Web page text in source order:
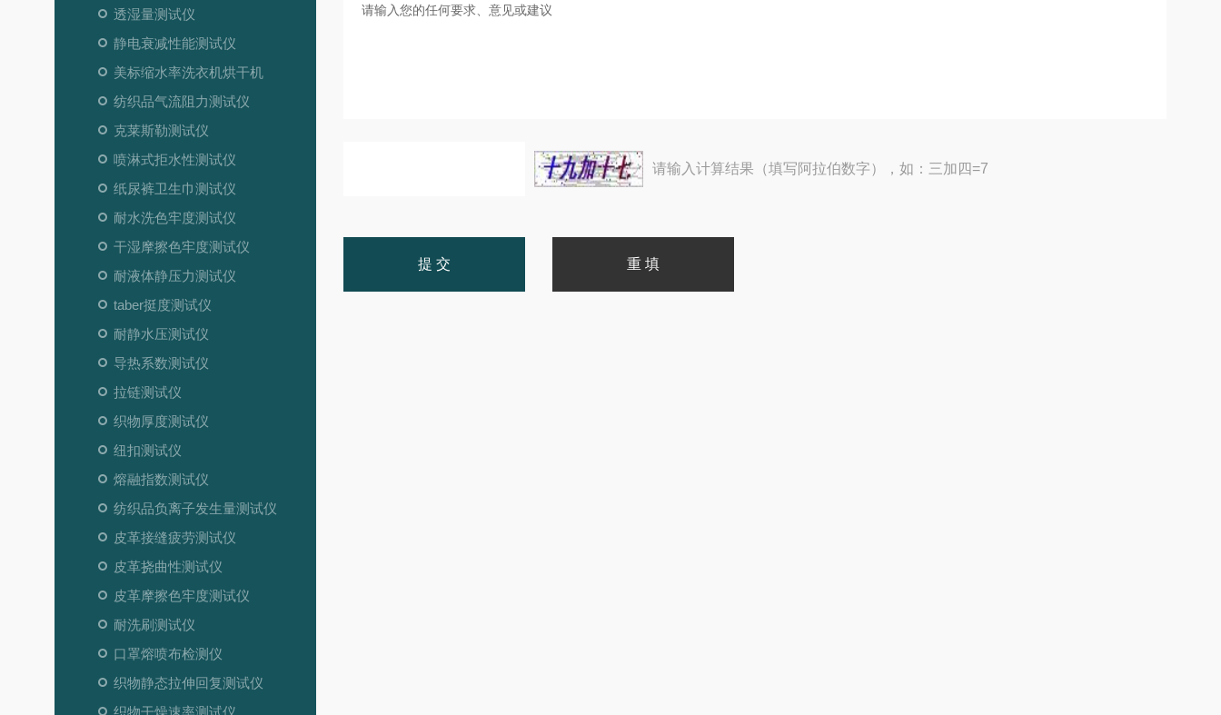
透湿量测试仪
静电衰减性能测试仪
美标缩水率洗衣机烘干机
纺织品气流阻力测试仪
克莱斯勒测试仪
喷淋式拒水性测试仪
纸尿裤卫生巾测试仪
耐水洗色牢度测试仪
干湿摩擦色牢度测试仪
耐液体静压力测试仪
taber挺度测试仪
耐静水压测试仪
导热系数测试仪
拉链测试仪
织物厚度测试仪
纽扣测试仪
熔融指数测试仪
纺织品负离子发生量测试仪
皮革接缝疲劳测试仪
皮革挠曲性测试仪
皮革摩擦色牢度测试仪
耐洗刷测试仪
口罩熔喷布检测仪
织物静态拉伸回复测试仪
织物干燥速率测试仪
请输入计算结果（填写阿拉伯数字），如：三加四=7